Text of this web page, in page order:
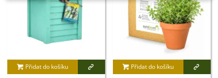
Přidat do košíku Přidat do košíku